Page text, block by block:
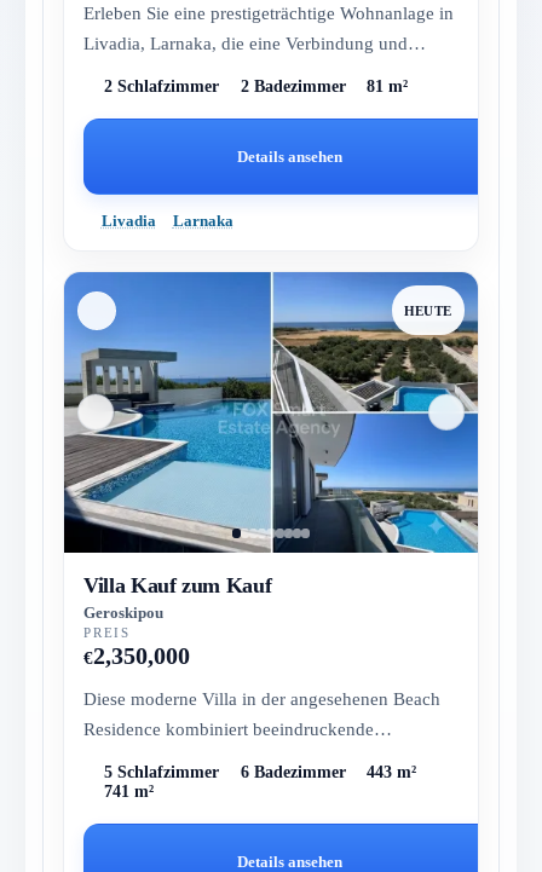
Erleben Sie eine prestigeträchtige Wohnanlage in
Livadia, Larnaka, die eine Verbindung und
2 Schlafzimmer 2 Badezimmer 81 m²
Details ansehen
Livadia Larnaka
HEUTE
Villa Kauf zum Kauf
Geroskipou
PREIS
€2,350,000
Diese moderne Villa in der angesehenen Beach
Residence kombiniert beeindruckende
5 Schlafzimmer 6 Badezimmer
443 m²
741 m²
Details ansehen